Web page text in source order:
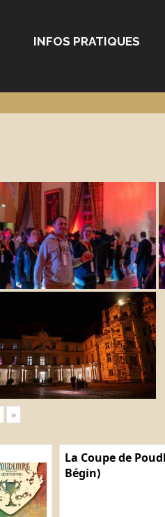
INFOS PRATIQUES
»
La Coupe de
Bégin)